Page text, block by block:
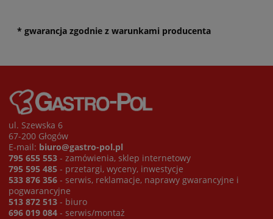
* gwarancja zgodnie z warunkami producenta
ul. Szewska 6
67-200 Głogów
E-mail: biuro@gastro-pol.pl
795 655 553 - zamówienia, sklep internetowy
795 595 485 - przetargi, wyceny, inwestycje
533 876 356 - serwis, reklamacje, naprawy gwarancyjne i
pogwarancyjne
513 872 513 - biuro
696 019 084 - serwis/montaż